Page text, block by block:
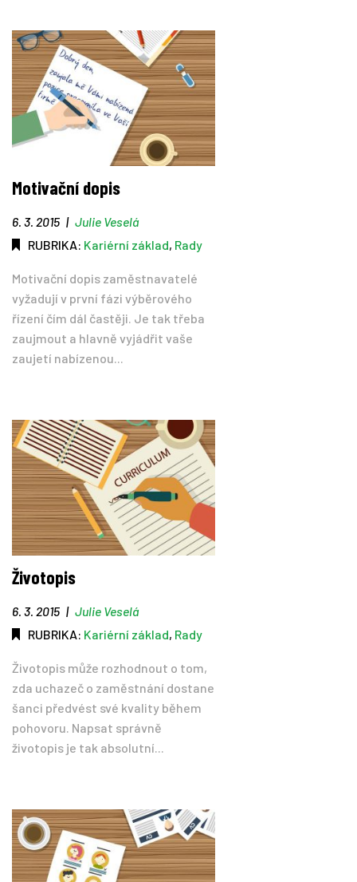
Motivační dopis
6. 3. 2015 | Julie Veselá
RUBRIKA: Kariérní základ, Rady
Motivační dopis zaměstnavatelé
vyžadují v první fázi výběrového
řízení čím dál častěji. Je tak třeba
zaujmout a hlavně vyjádřit vaše
zaujetí nabízenou...
Životopis
6. 3. 2015 | Julie Veselá
RUBRIKA: Kariérní základ, Rady
Životopis může rozhodnout o tom,
zda uchazeč o zaměstnání dostane
šanci předvést své kvality během
pohovoru. Napsat správně
životopis je tak absolutní...